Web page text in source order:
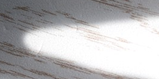
Filter Fotoprojekt Frühling
SEO Sommer Stockfotografie